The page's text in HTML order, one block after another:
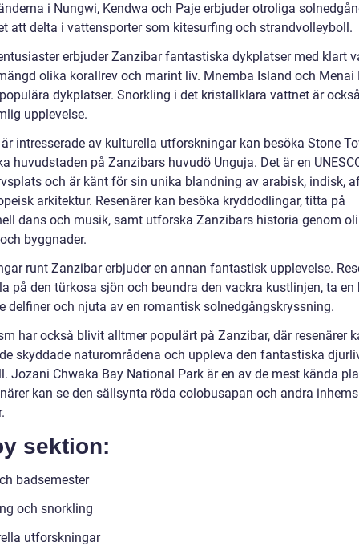
i Nungwi, Kendwa och Paje erbjuder otroliga
att delta i vattensporter som kitesurfing och strandvolleyboll.
erbjuder Zanzibar fantastiska dykplatser med klart
olika korallrev och marint liv. Mnemba Island och Menai
dykplatser. Snorkling i det kristallklara vattnet är
upplevelse.
intresserade av kulturella utforskningar kan besöka Stone
huvudstaden på Zanzibars huvudö Unguja. Det är en
och är känt för sin unika blandning av arabisk, indisk,
arkitektur. Resenärer kan besöka kryddodlingar, titta på
dans och musik, samt utforska Zanzibars historia genom
byggnader.
runt Zanzibar erbjuder en annan fantastisk upplevelse.
på den türkosa sjön och beundra den vackra kustlinjen, ta en
delfiner och njuta av en romantisk solnedgångskryssning.
har också blivit alltmer populärt på Zanzibar, där resenärer
skyddade naturområdena och uppleva den fantastiska
Jozani Chwaka Bay National Park är en av de mest kända
kan se den sällsynta röda colobusapan och andra
sektion:
badsemester
och snorkling
utforskningar